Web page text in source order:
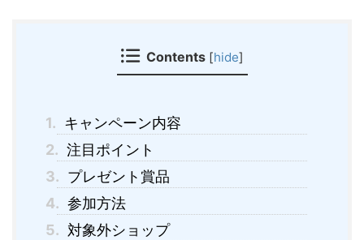
Contents [hide]
1. キャンペーン内容
2. 注目ポイント
3. プレゼント賞品
4. 参加方法
5. 対象外ショップ